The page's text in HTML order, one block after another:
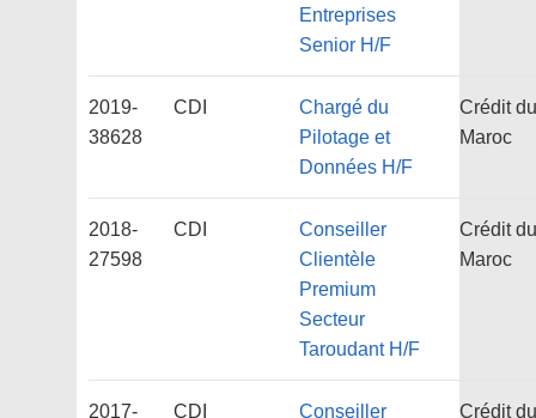
Entreprises
Senior H/F
2019-
38628
CDI
Chargé du
Pilotage et
Données H/F
Crédit du
Maroc
2018-
27598
CDI
Conseiller
Clientèle
Premium
Secteur
Taroudant H/F
Crédit du
Maroc
2017- CDI Conseiller Crédit du